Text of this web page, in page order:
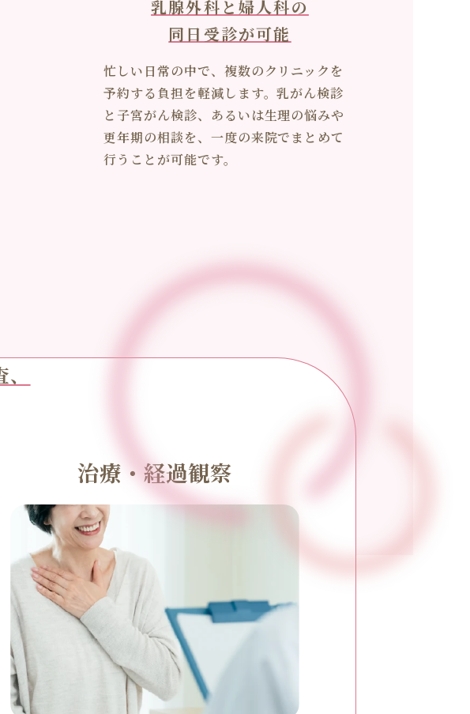
乳腺外科と婦人科の
同日受診が可能
忙しい日常の中で、複数のクリニックを
予約する負担を軽減します。乳がん検診
と子宮がん検診、あるいは生理の悩みや
更年期の相談を、一度の来院でまとめて
行うことが可能です。
治療・経過観察